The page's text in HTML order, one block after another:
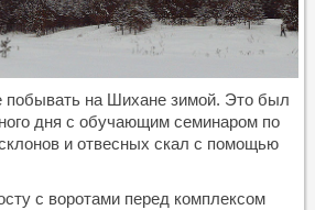
побывать на Шихане зимой. Это был
дня с обучающим семинаром по
и отвесных скал с помощью
с воротами перед комплексом